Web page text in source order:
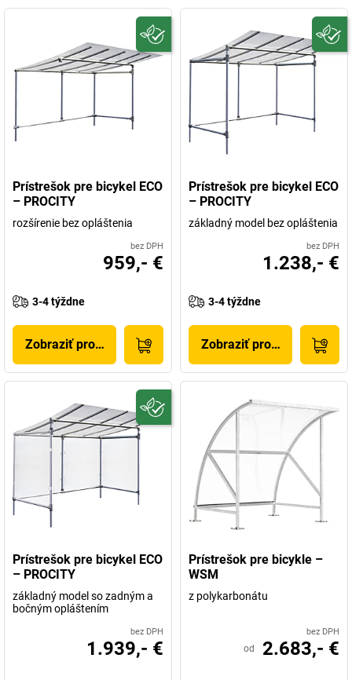
Prístrešok pre bicykel ECO
– PROCITY
rozšírenie bez opláštenia
bez DPH
959,- €
3-4 týždne
Zobraziť produkt
Prístrešok pre bicykel ECO
– PROCITY
základný model bez opláštenia
bez DPH
1.238,- €
3-4 týždne
Zobraziť produkt
Prístrešok pre bicykel ECO
– PROCITY
základný model so zadným a
bočným opláštením
bez DPH
1.939,- €
Prístrešok pre bicykle –
WSM
z polykarbonátu
bez DPH
od 2.683,- €